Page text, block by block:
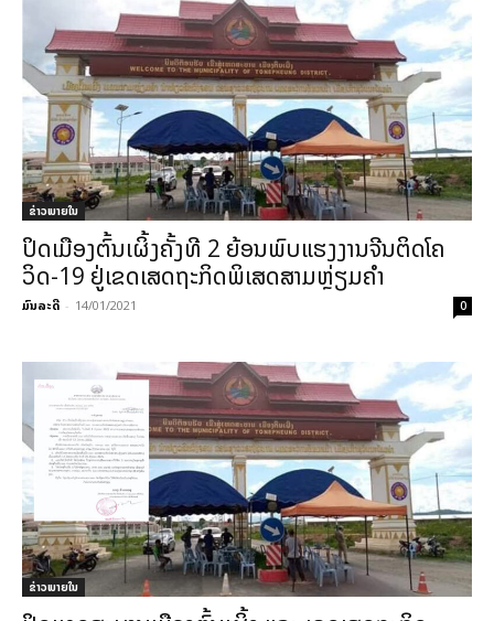
ຂ່າວພາຍ​ໃນ
ປິດເມືອງຕົ້ນເຜິ້ງຄັ້ງທີ 2 ຍ້ອນພົບແຮງງານຈີນຕິດໂຄ
ວິດ-19 ຢູ່ເຂດເສດຖະກິດພິເສດສາມຫຼ່ຽມຄໍາ
ມົນລະດີ - 14/01/2021 0
ຂ່າວພາຍ​ໃນ